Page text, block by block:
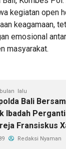
kegiatan open
keagamaan,
emosional
masyarakat.
lalu
Bali
Ibadah
Fransiskus
Redaksi Nyaman